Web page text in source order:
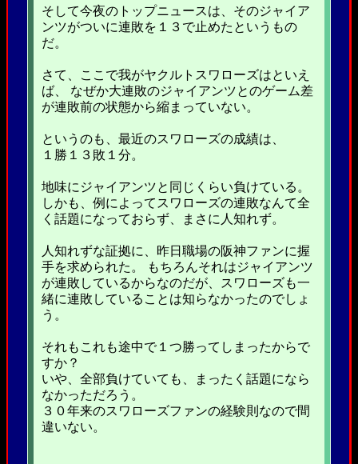
そして今夜のトップニュースは、そのジャイア
ンツがついに連敗を１３で止めたというもの
だ。
さて、ここで我がヤクルトスワローズはといえ
ば、 なぜか大連敗のジャイアンツとのゲーム差
が連敗前の状態から縮まっていない。
というのも、最近のスワローズの成績は、
１勝１３敗１分。
地味にジャイアンツと同じくらい負けている。
しかも、例によってスワローズの連敗なんて全
く話題になっておらず、まさに人知れず。
人知れずな証拠に、昨日職場の阪神ファンに握
手を求められた。 もちろんそれはジャイアンツ
が連敗しているからなのだが、スワローズも一
緒に連敗していることは知らなかったのでしょ
う。
それもこれも途中で１つ勝ってしまったからで
すか？
いや、全部負けていても、まったく話題になら
なかっただろう。
３０年来のスワローズファンの経験則なので間
違いない。